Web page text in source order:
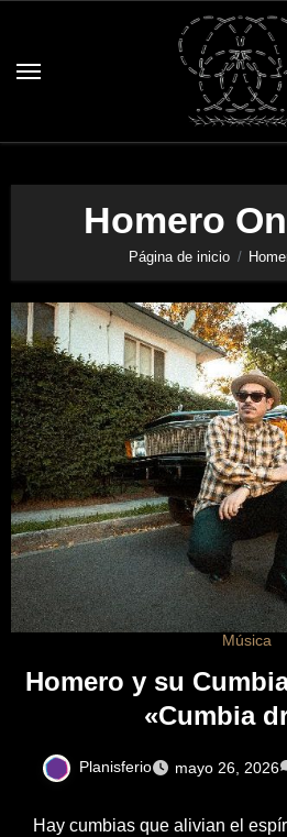
contenido
Homero
Página de inicio
Música
Homero y su
«Cumbia
Planisferio mayo 26, 2026
Hay cumbias que alivian el